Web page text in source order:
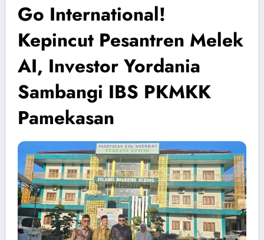
Go International!
Kepincut Pesantren Melek
AI, Investor Yordania
Sambangi IBS PKMKK
Pamekasan